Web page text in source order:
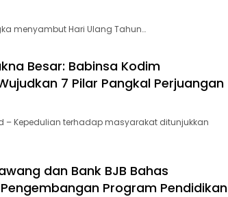
menyambut Hari Ulang Tahun…
Besar: Babinsa Kodim
7 Pilar Pangkal Perjuangan
– Kepedulian terhadap masyarakat ditunjukkan
dan Bank BJB Bahas
Program Pendidikan